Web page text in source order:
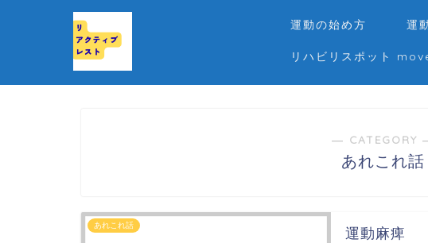
運動の始め方 運
リハビリスポット
― CATEGORY
あれこれ話
あれこれ話
運動麻痺